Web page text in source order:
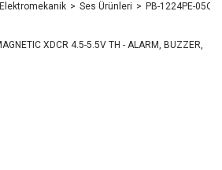
Elektromekanik Ses Ürünleri PB-1224PE-05Q